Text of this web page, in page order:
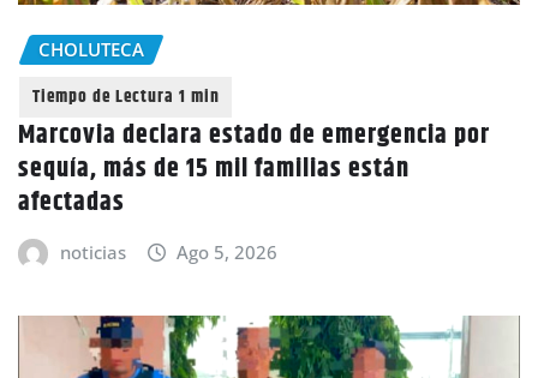
CHOLUTECA
Marcovia declara estado de emergencia por
sequía, más de 15 mil familias están
afectadas
noticias Ago 5, 2026